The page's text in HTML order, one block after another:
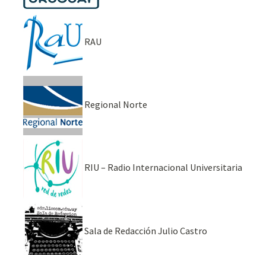
RAU
Regional Norte
RIU – Radio Internacional Universitaria
Sala de Redacción Julio Castro